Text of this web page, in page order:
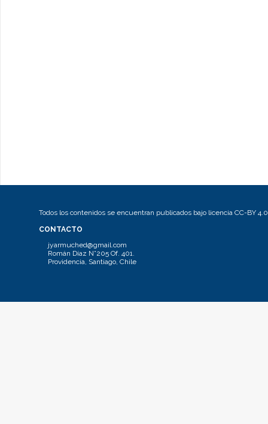
Todos los contenidos se encuentran publicados bajo licencia CC-BY 4.0
CONTACTO
jyarmuched@gmail.com
Román Díaz N°205 Of. 401.
Providencia, Santiago, Chile